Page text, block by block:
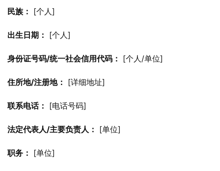
民族： [个人]
出生日期： [个人]
身份证号码/统一社会信用代码： [个人/单位]
住所地/注册地： [详细地址]
联系电话： [电话号码]
法定代表人/主要负责人： [单位]
职务： [单位]